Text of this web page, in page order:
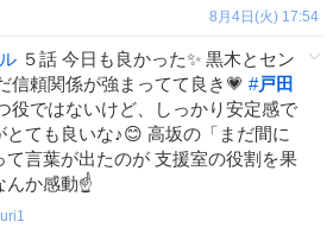
8月4日(火) 17:54
５話 今日も良かった✨ 黒木とセン
信頼関係が強まってて良き💗 #戸田
役ではないけど、しっかり安定感で
とても良いな♪😊 高坂の「まだ間に
言葉が出たのが 支援室の役割を果
んか感動☝